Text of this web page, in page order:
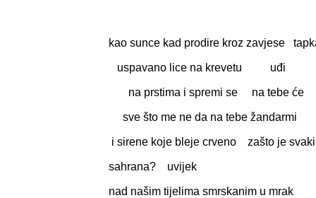
kao sunce kad prodire kroz zavjese
uspavano lice na krevetu uđi
na prstima i spremi se na tebe će
sve što me ne da na tebe žandarmi
i sirene koje bleje crveno zašto je
sahrana? uvijek
nad našim tijelima smrskanim u mrak